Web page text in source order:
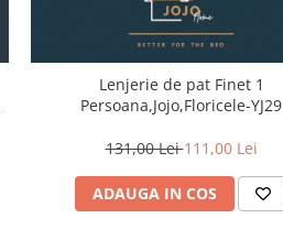
Lenjerie de pat Finet 1
Persoana,Jojo,Floricele-YJ29
131,00 Lei111,00 Lei
ADAUGA IN COS